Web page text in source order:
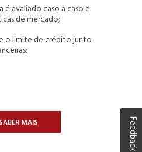
é avaliado caso a caso e
de mercado;
o limite de crédito junto
MAIS Feedback